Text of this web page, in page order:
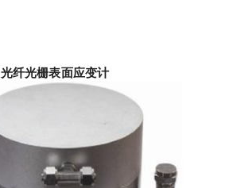
光纤光栅表面应变计